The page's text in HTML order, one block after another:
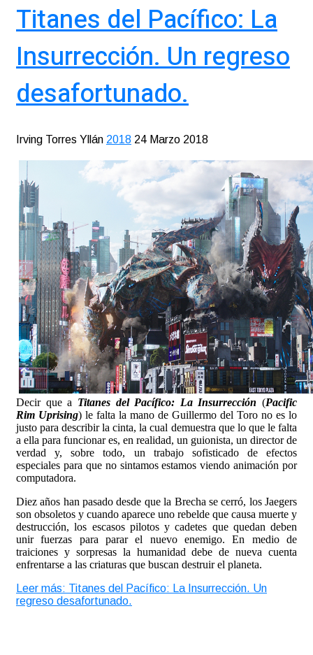
Titanes del Pacífico: La
Insurrección. Un regreso
desafortunado.
Irving Torres Yllán 2018 24 Marzo 2018
Decir que a Titanes del Pacífico: La Insurrección (Pacific
Rim Uprising) le falta la mano de Guillermo del Toro no es lo
justo para describir la cinta, la cual demuestra que lo que le falta
a ella para funcionar es, en realidad, un guionista, un director de
verdad y, sobre todo, un trabajo sofisticado de efectos
especiales para que no sintamos estamos viendo animación por
computadora.
Diez años han pasado desde que la Brecha se cerró, los Jaegers
son obsoletos y cuando aparece uno rebelde que causa muerte y
destrucción, los escasos pilotos y cadetes que quedan deben
unir fuerzas para parar el nuevo enemigo. En medio de
traiciones y sorpresas la humanidad debe de nueva cuenta
enfrentarse a las criaturas que buscan destruir el planeta.
Leer más: Titanes del Pacífico: La Insurrección. Un
regreso desafortunado.